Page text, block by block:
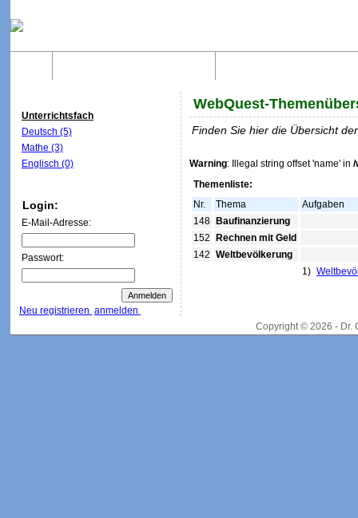
Unterrichtsfach
Deutsch (5)
Mathe (3)
Englisch (0)
Login:
E-Mail-Adresse:
Passwort:
Neu registrieren anmelden
WebQuest-
Finden Sie hier die Übersicht
Warning: Illegal string offset 'name' in /
Themenliste:
Nr.
Thema
Aufgaben
148
Baufinanzierung
152
Rechnen mit Geld
142 Weltbevölkerung
1)
Copyright © 2026 - Dr.